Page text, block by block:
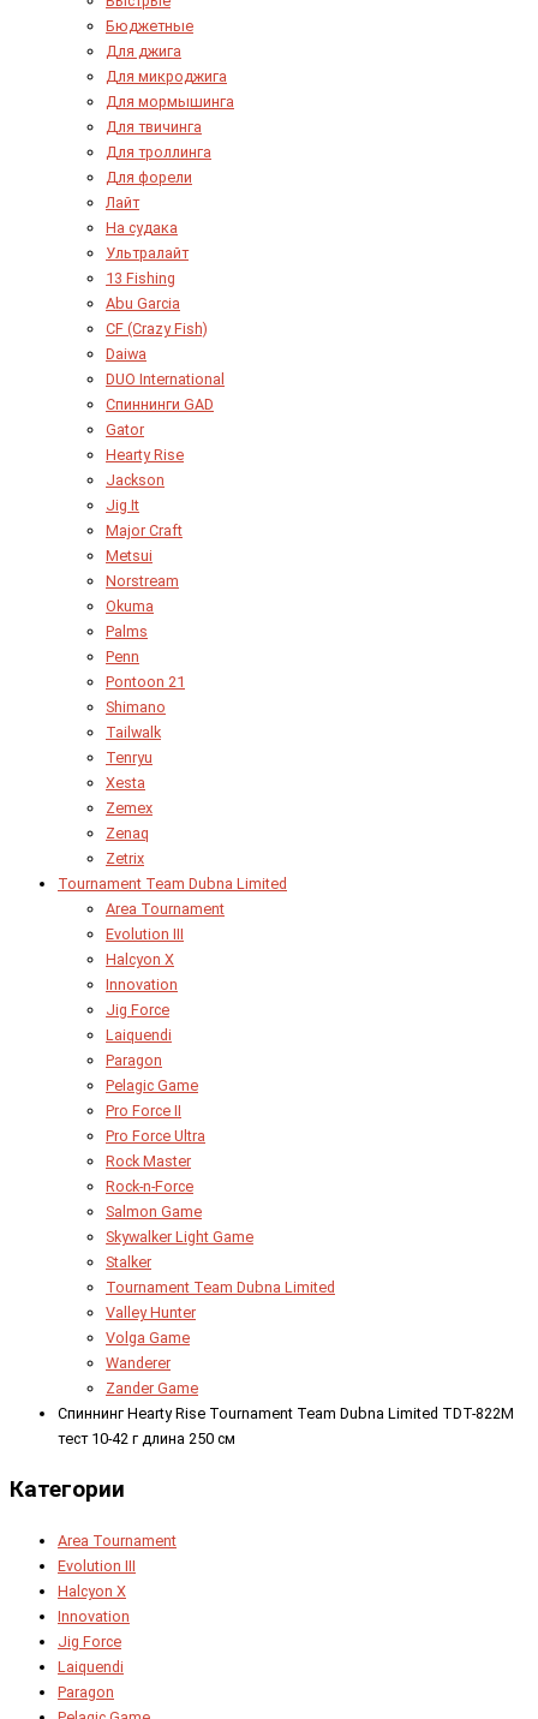
Бюджетные
Для джига
Для микроджига
Для мормышинга
Для твичинга
Для троллинга
Для форели
Лайт
На судака
Ультралайт
13 Fishing
Abu Garcia
CF (Crazy Fish)
Daiwa
DUO International
Спиннинги GAD
Gator
Hearty Rise
Jackson
Jig It
Major Craft
Metsui
Norstream
Okuma
Palms
Penn
Pontoon 21
Shimano
Tailwalk
Tenryu
Xesta
Zemex
Zenaq
Zetrix
Tournament Team Dubna Limited
Area Tournament
Evolution III
Halcyon X
Innovation
Jig Force
Laiquendi
Paragon
Pelagic Game
Pro Force II
Pro Force Ultra
Rock Master
Rock-n-Force
Salmon Game
Skywalker Light Game
Stalker
Tournament Team Dubna Limited
Valley Hunter
Volga Game
Wanderer
Zander Game
Спиннинг Hearty Rise Tournament Team Dubna Limited TDT-822M
тест 10-42 г длина 250 см
Категории
Area Tournament
Evolution III
Halcyon X
Innovation
Jig Force
Laiquendi
Paragon